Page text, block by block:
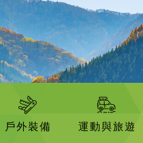
戶外裝備 運動與旅遊